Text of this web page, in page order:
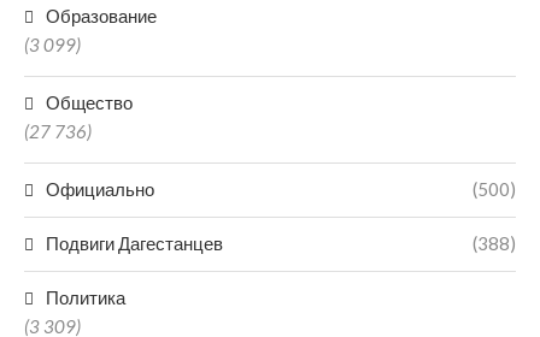
Образование
(3 099)
Общество
(27 736)
Официально (500)
Подвиги Дагестанцев (388)
Политика
(3 309)